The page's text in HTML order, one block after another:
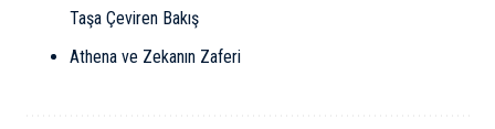
Taşa Çeviren Bakış
Athena ve Zekanın Zaferi